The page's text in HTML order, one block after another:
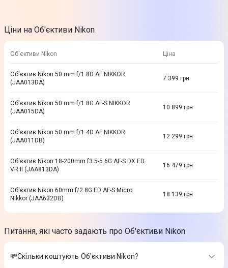
Ціни на Об'єктиви Nikon
Об'єктиви Nikon Ціна
Об'єктив Nikon 50 mm f/1.8D AF NIKKOR
(JAA013DA)
7 399 грн
Об'єктив Nikon 50 mm f/1.8G AF-S NIKKOR
(JAA015DA)
10 899 грн
Об'єктив Nikon 50 mm f/1.4D AF NIKKOR
(JAA011DB)
12 299 грн
Об'єктив Nikon 18-200mm f3.5-5.6G AF-S DX ED
VR II (JAA813DA)
16 479 грн
Об'єктив Nikon 60mm f/2.8G ED AF-S Micro
Nikkor (JAA632DB)
18 139 грн
Питання, які часто задають про Об'єктиви Nikon
💸Скільки коштують Об'єктиви Nikon?